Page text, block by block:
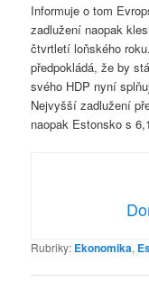
Informuje o tom
zadlužení naopak
čtvrtletí loňského
předpokládá, že by
svého HDP nyní
Nejvyšší zadlužení
naopak Estonsko s
Rubriky: Ekonomika,